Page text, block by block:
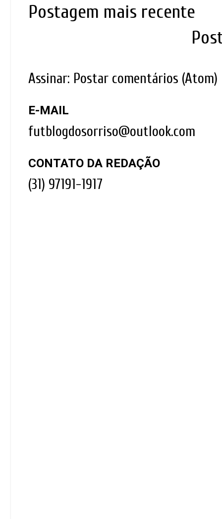
Postagem mais recente
Assinar: Postar comentários (Atom)
E-MAIL
futblogdosorriso@outlook.com
CONTATO DA REDAÇÃO
(31) 97191-1917